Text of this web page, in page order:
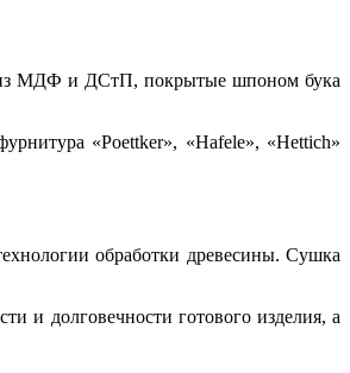
из МДФ и ДСтП, покрытые шпоном бука
«Poettker», «Hafele», «Hettich»
обработки древесины. Сушка
и долговечности готового изделия, а